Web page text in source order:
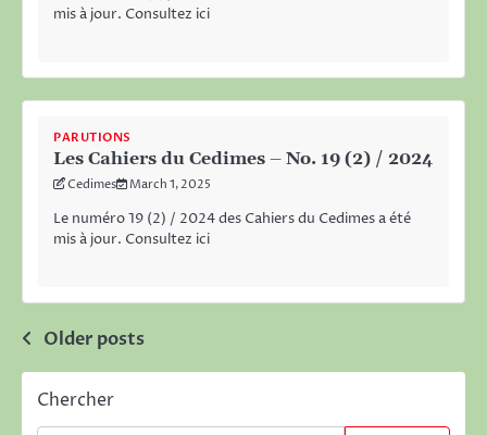
mis à jour. Consultez ici
PARUTIONS
Les Cahiers du Cedimes – No. 19 (2) / 2024
Cedimes March 1, 2025
Le numéro 19 (2) / 2024 des Cahiers du Cedimes a été
mis à jour. Consultez ici
Posts
navigation
Older posts
Chercher